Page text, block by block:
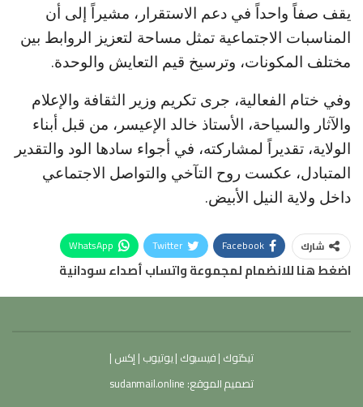
يقف صفاً واحداً في دعم الاستقرار، مشيراً إلى أن
المناسبات الاجتماعية تمثل مساحة لتعزيز الروابط بين
مختلف المكونات، وترسيخ قيم التعايش والوحدة.
وفي ختام الفعالية، جرى تكريم وزير الثقافة والإعلام
والآثار والسياحة، الأستاذ خالد الإعيسر، من قبل أبناء
الولاية، تقديراً لمشاركته، في أجواء سادها الود والتقدير
المتبادل، عكست روح التآخي والتواصل الاجتماعي
داخل ولاية النيل الأبيض.
شارك Facebook
Twitter
WhatsApp
اضغط هنا للانضمام لمجموعة واتساب أصداء سودانية
تيكتوك |فيسبوك |يوتيوب | إكس |
تصميم الموقع: sudanmail.online